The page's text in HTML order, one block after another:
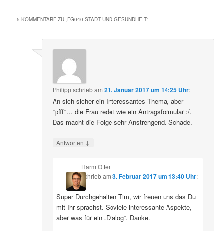
5 KOMMENTARE ZU „FG040 STADT UND GESUNDHEIT“
Philippschriebam21. Januar 2017 um 14:25 Uhr:
An sich sicher ein Interessantes Thema, aber
*pfff*… die Frau redet wie ein Antragsformular :/.
Das macht die Folge sehr Anstrengend. Schade.
Antworten ↓
Harm Otten
schriebam 3. Februar 2017 um 13:40 Uhr:
Super Durchgehalten Tim, wir freuen uns das Du
mit Ihr sprachst. Soviele interessante Aspekte,
aber was für ein „Dialog“. Danke.